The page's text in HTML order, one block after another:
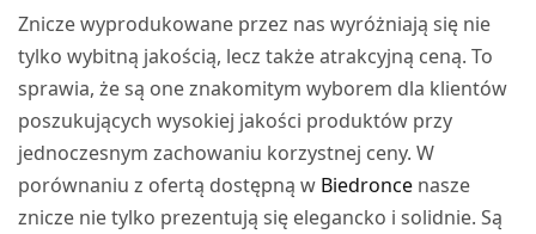
Znicze wyprodukowane przez nas wyróżniają się nie
tylko wybitną jakością, lecz także atrakcyjną ceną. To
sprawia, że są one znakomitym wyborem dla klientów
poszukujących wysokiej jakości produktów przy
jednoczesnym zachowaniu korzystnej ceny. W
porównaniu z ofertą dostępną w Biedronce nasze
znicze nie tylko prezentują się elegancko i solidnie. Są